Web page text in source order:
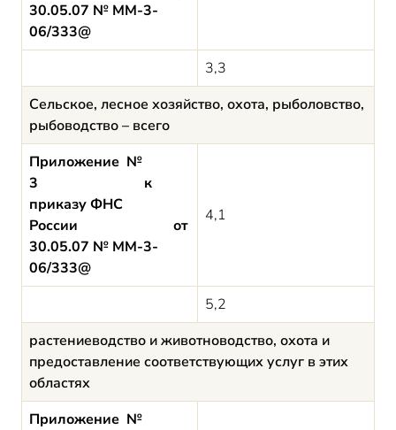
30.05.07 № ММ-3-
06/333@
3,3
Сельское, лесное хозяйство, охота, рыболовство,
рыбоводство – всего
Приложение №
3 к
приказу ФНС
России от
30.05.07 № ММ-3-
06/333@
4,1
5,2
растениеводство и животноводство, охота и
предоставление соответствующих услуг в этих
областях
Приложение №